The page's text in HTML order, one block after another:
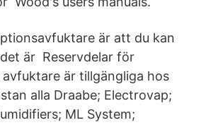
är att du kan
är Reservdelar för
är tillgängliga hos
alla Draabe; Electrovap;
ML System;